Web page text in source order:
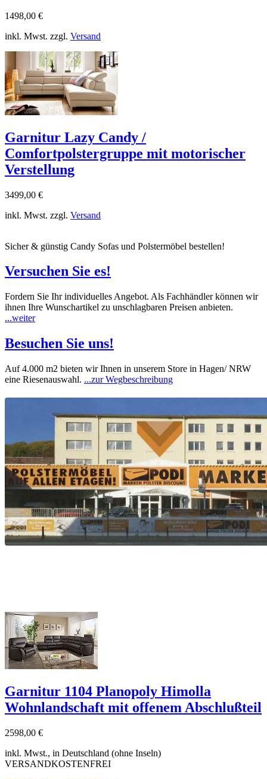
1498,00 €
inkl. Mwst. zzgl. Versand
Garnitur Lazy Candy /
Comfortpolstergruppe mit motorischer
Verstellung
3499,00 €
inkl. Mwst. zzgl. Versand
Sicher & günstig Candy Sofas und Polstermöbel bestellen!
Versuchen Sie es!
Fordern Sie Ihr individuelles Angebot. Als Fachhändler können wir
ihnen Ihre Wunschartikel zu unschlagbaren Preisen anbieten.
...weiter
Besuchen Sie uns!
Auf 4.000 m2 bieten wir Ihnen in unserem Store in Hagen/ NRW
eine Riesenauswahl. ...zur Wegbeschreibung
Garnitur 1104 Planopoly Himolla
Wohnlandschaft mit offenem Abschlußteil
2598,00 €
inkl. Mwst., in Deutschland (ohne Inseln)
VERSANDKOSTENFREI